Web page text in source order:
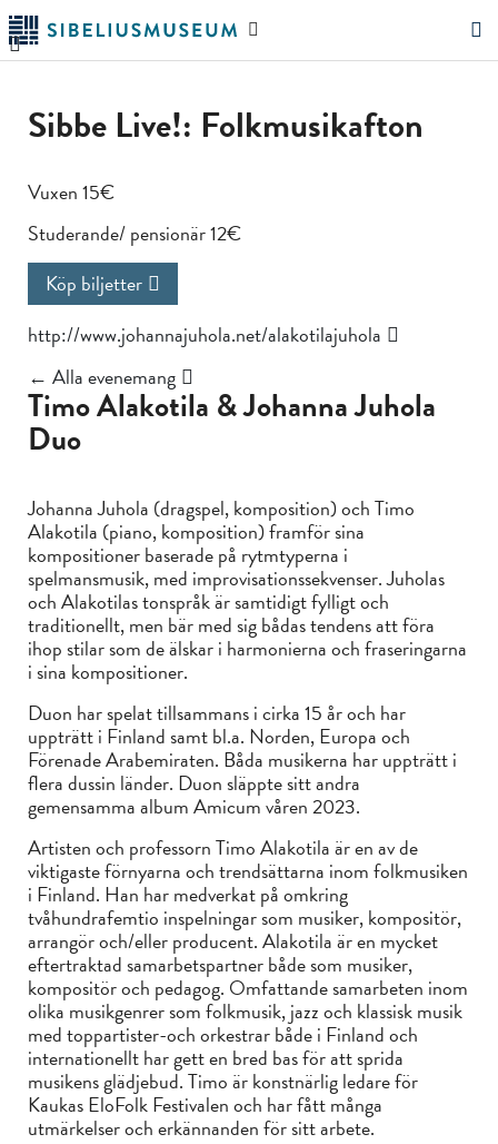
Hoppa
till
huvudinnehållet
Sök
Sibbe Live!: Folkmusikafton
Vuxen 15€
Studerande/ pensionär 12€
Köp biljetter
http://www.johannajuhola.net/alakotilajuhola
← Alla evenemang
Timo Alakotila & Johanna Juhola
Duo
Johanna Juhola (dragspel, komposition) och Timo
Alakotila (piano, komposition) framför sina
kompositioner baserade på rytmtyperna i
spelmansmusik, med improvisationssekvenser. Juholas
och Alakotilas tonspråk är samtidigt fylligt och
traditionellt, men bär med sig bådas tendens att föra
ihop stilar som de älskar i harmonierna och fraseringarna
i sina kompositioner.
Duon har spelat tillsammans i cirka 15 år och har
uppträtt i Finland samt bl.a. Norden, Europa och
Förenade Arabemiraten. Båda musikerna har uppträtt i
flera dussin länder. Duon släppte sitt andra
gemensamma album Amicum våren 2023.
Artisten och professorn Timo Alakotila är en av de
viktigaste förnyarna och trendsättarna inom folkmusiken
i Finland. Han har medverkat på omkring
tvåhundrafemtio inspelningar som musiker, kompositör,
arrangör och/eller producent. Alakotila är en mycket
eftertraktad samarbetspartner både som musiker,
kompositör och pedagog. Omfattande samarbeten inom
olika musikgenrer som folkmusik, jazz och klassisk musik
med toppartister-och orkestrar både i Finland och
internationellt har gett en bred bas för att sprida
musikens glädjebud. Timo är konstnärlig ledare för
Kaukas EloFolk Festivalen och har fått många
utmärkelser och erkännanden för sitt arbete.